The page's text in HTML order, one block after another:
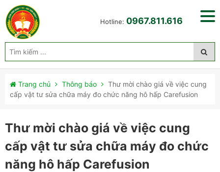
Hotline: 0967.811.616
Trang chủ Thông báo
Thư mời chào giá về việc cung
cấp vật tư sửa chữa máy đo chức năng hô hấp Carefusion
Thư mời chào giá về việc cung
cấp vật tư sửa chữa máy đo chức
năng hô hấp Carefusion